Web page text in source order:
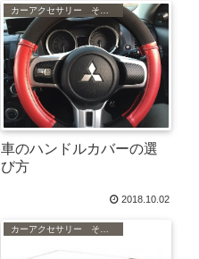
車のハンドルカバーの選
び方
2018.10.02
カーアクセサリー その他